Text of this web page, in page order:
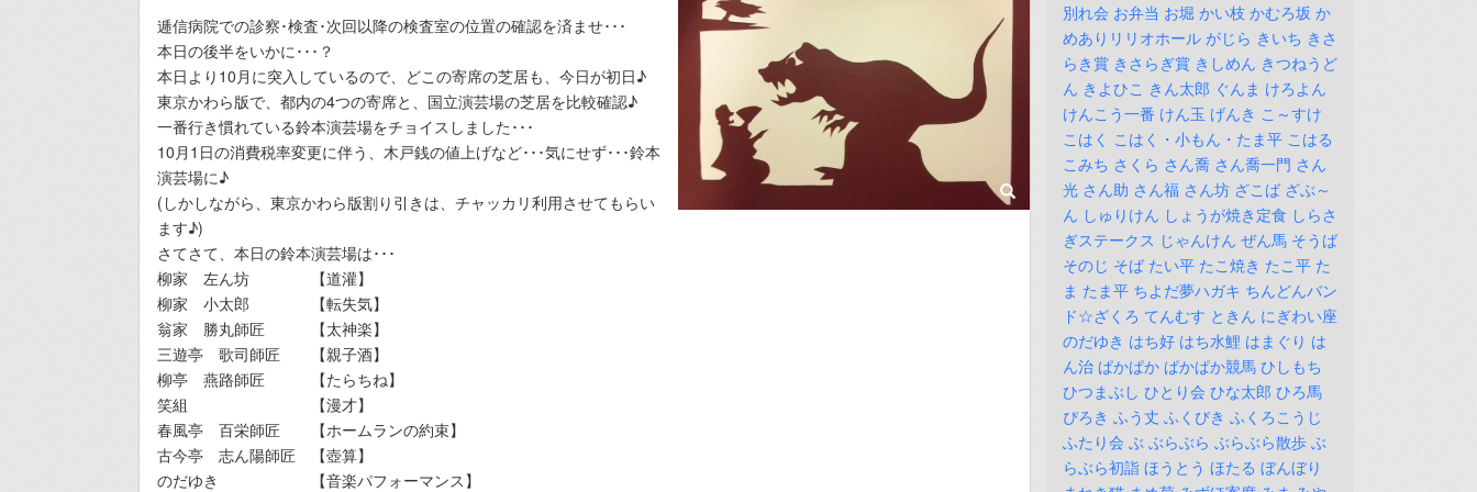
逓信病院での診察･検査･次回以降の検査室の位置の確認を済ませ･･･
本日の後半をいかに･･･？
本日より10月に突入しているので、どこの寄席の芝居も、今日が初日♪
東京かわら版で、都内の4つの寄席と、国立演芸場の芝居を比較確認♪
一番行き慣れている鈴本演芸場をチョイスしました･･･
10月1日の消費税率変更に伴う、木戸銭の値上げなど･･･気にせず･･･鈴本
演芸場に♪
(しかしながら、東京かわら版割り引きは、チャッカリ利用させてもらい
ます♪)
さてさて、本日の鈴本演芸場は･･･
柳家 左ん坊 【道灌】
柳家 小太郎 【転失気】
翁家 勝丸師匠 【太神楽】
三遊亭 歌司師匠 【親子酒】
柳亭 燕路師匠 【たらちね】
笑組 【漫才】
春風亭 百栄師匠 【ホームランの約束】
古今亭 志ん陽師匠 【壺算】
のだゆき 【音楽パフォーマンス】
別れ会 お弁当 お堀 かい枝 かむろ坂 か
めありリリオホール がじら きいち きさ
らき賞 きさらぎ賞 きしめん きつねうど
ん きよひこ きん太郎 ぐんま けろよん
けんこう一番 けん玉 げんき こ～すけ
こはく こはく・小もん・たま平 こはる
こみち さくら さん喬 さん喬一門 さん
光 さん助 さん福 さん坊 ざこば ざぶ～
ん しゅりけん しょうが焼き定食 しらさ
ぎステークス じゃんけん ぜん馬 そうば
そのじ そば たい平 たこ焼き たこ平 た
ま たま平 ちよだ夢ハガキ ちんどんバン
ド☆ざくろ てんむす ときん にぎわい座
のだゆき はち好 はち水鯉 はまぐり は
ん治 ぱかぱか ぱかぱか競馬 ひしもち
ひつまぶし ひとり会 ひな太郎 ひろ馬
ぴろき ふう丈 ふくびき ふくろこうじ
ふたり会 ぶ ぶらぶら ぶらぶら散歩 ぶ
らぶら初詣 ほうとう ほたる ぼんぼり